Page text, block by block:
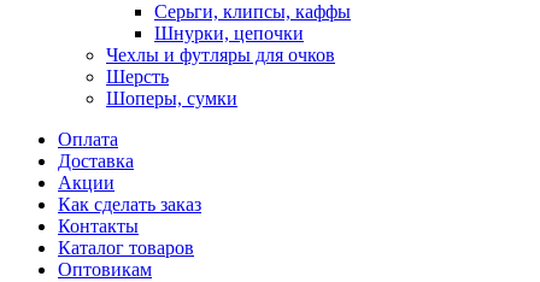
Серьги, клипсы, каффы
Шнурки, цепочки
Чехлы и футляры для очков
Шерсть
Шоперы, сумки
Оплата
Доставка
Акции
Как сделать заказ
Контакты
Каталог товаров
Оптовикам